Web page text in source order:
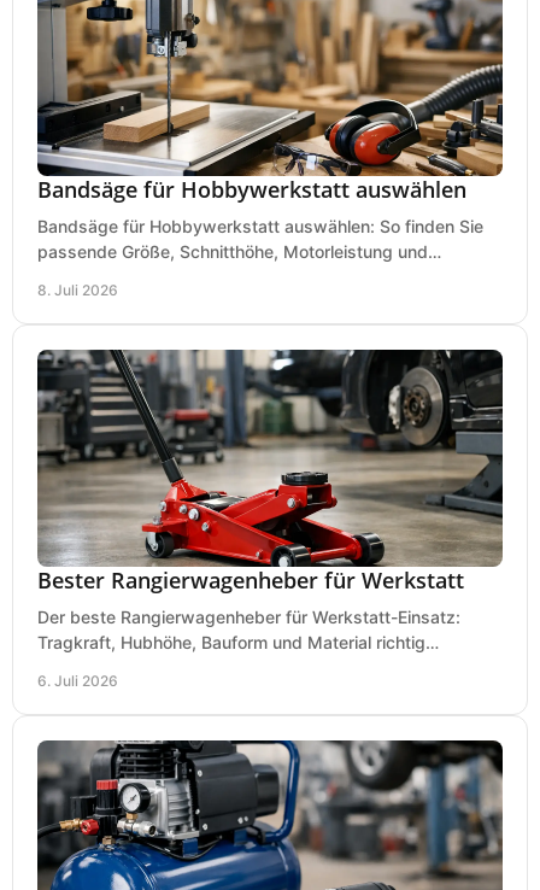
Bandsäge für Hobbywerkstatt auswählen
Bandsäge für Hobbywerkstatt auswählen: So finden Sie
passende Größe, Schnitthöhe, Motorleistung und
8. Juli 2026
Bester Rangierwagenheber für Werkstatt
Der beste Rangierwagenheber für Werkstatt-Einsatz:
Tragkraft, Hubhöhe, Bauform und Material richtig
6. Juli 2026